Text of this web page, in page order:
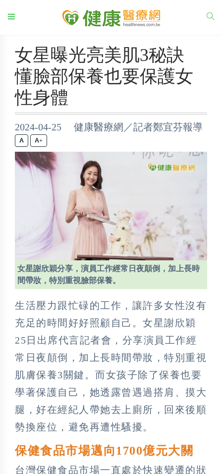
女星曝光亮美肌3秘訣
懂臉部保養也要保護女
性身體
2024-04-25 健康醫療網／記者鄭宜芬報導
+
女星謝欣穎分享，演員工作經常日夜顛倒，加上長時
間帶妝，特別重視臉部保養。
生活壓力跟忙碌的工作，讓許多女性沒有
充足的時間好好照顧自己。女星謝欣穎
25日出席代言記者會，分享演員工作經
常日夜顛倒，加上長時間帶妝，特別重視
肌膚保養3關鍵。而女孩子除了保養也要
學著保護自己，她透露曾遇過搭肩、摸大
腿，好在經紀人帶她去上廁所，回來後順
勢換座位，避免再遭性騷擾。
保健食品市場邁向1700億元大關
台灣保健食品市場一直處於快速變遷的狀